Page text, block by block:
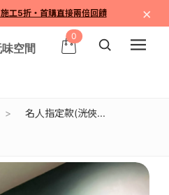
工5折・首購直接兩倍回饋 ×
0
名人指定款(洸俠...